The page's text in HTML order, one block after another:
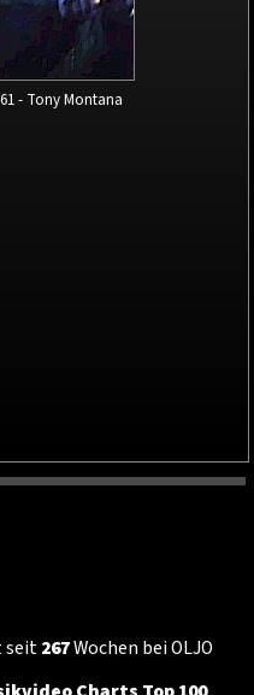
- Tony Montana
seit267Wochen bei OLJO